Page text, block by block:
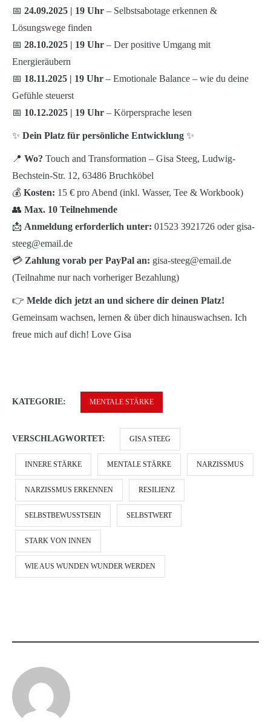
📅 24.09.2025 | 19 Uhr – Selbstsabotage erkennen &
Lösungswege finden
📅 28.10.2025 | 19 Uhr – Der positive Umgang mit
Energieräubern
📅 18.11.2025 | 19 Uhr – Emotionale Balance – wie du deine
Gefühle steuerst
📅 10.12.2025 | 19 Uhr – Körpersprache lesen
✨ Dein Platz für persönliche Entwicklung ✨
📍 Wo? Touch and Transformation – Gisa Steeg, Ludwig-
Bechstein-Str. 12, 63486 Bruchköbel
💰 Kosten: 15 € pro Abend (inkl. Wasser, Tee & Workbook)
👥 Max. 10 Teilnehmende
📩 Anmeldung erforderlich unter: 01523 3921726 oder gisa-
steeg@email.de
💳 Zahlung vorab per PayPal an: gisa-steeg@email.de
(Teilnahme nur nach vorheriger Bezahlung)
👉 Melde dich jetzt an und sichere dir deinen Platz!
Gemeinsam wachsen, lernen & über dich hinauswachsen. Ich
freue mich auf dich! Love Gisa
KATEGORIE: MENTALE STÄRKE
VERSCHLAGWORTET: GISA STEEG
INNERE STÄRKE MENTALE STÄRKE NARZISSMUS
NARZISSMUS ERKENNEN RESILIENZ
SELBSTBEWUSSTSEIN SELBSTWERT
STARK VON INNEN
WIE AUS WUNDEN WUNDER WERDEN